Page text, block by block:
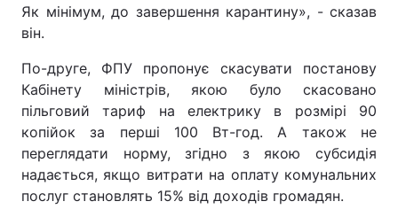
Як мінімум, до завершення карантину», - сказав
він.
По-друге, ФПУ пропонує скасувати постанову
Кабінету міністрів, якою було скасовано
пільговий тариф на електрику в розмірі 90
копійок за перші 100 Вт-год. А також не
переглядати норму, згідно з якою субсидія
надається, якщо витрати на оплату комунальних
послуг становлять 15% від доходів громадян.